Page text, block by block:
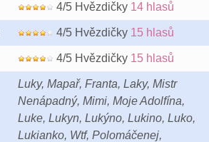
4/5 Hvězdičky 14 hlasů
4/5 Hvězdičky 15 hlasů
4/5 Hvězdičky 15 hlasů
Luky, Mapař, Franta, Laky, Mistr
Nenápadný, Mimi, Moje Adolfína,
Luke, Lukyn, Lukýno, Lukino, Luko,
Lukianko, Wtf, Polomáčenej,